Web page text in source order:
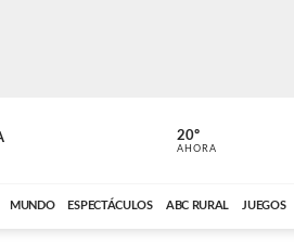
ABC CARDINAL
20º
AHORA
MUNDO ESPECTÁCULOS ABC RURAL JUEGOS